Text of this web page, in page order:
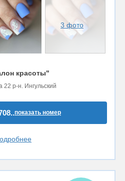
3 фото
красоты"
22 р-н. Ингульский
показать номер